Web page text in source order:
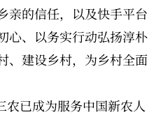
亲的信任，以及快手平台
心、以务实行动弘扬淳朴
、建设乡村，为乡村全面
农已成为服务中国新农人